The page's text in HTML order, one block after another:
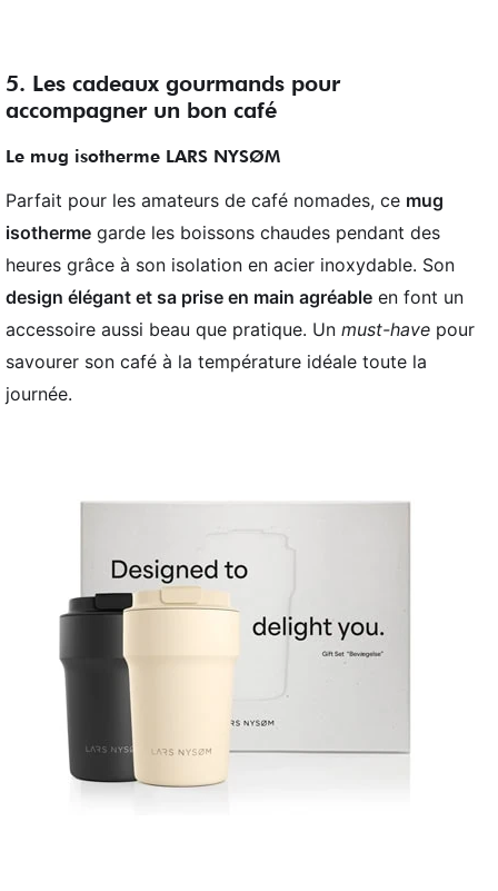
5. Les cadeaux gourmands pour
accompagner un bon café
Le mug isotherme LARS NYSØM
Parfait pour les amateurs de café nomades, ce mug
isotherme garde les boissons chaudes pendant des
heures grâce à son isolation en acier inoxydable. Son
design élégant et sa prise en main agréable en font un
accessoire aussi beau que pratique. Un must-have pour
savourer son café à la température idéale toute la
journée.